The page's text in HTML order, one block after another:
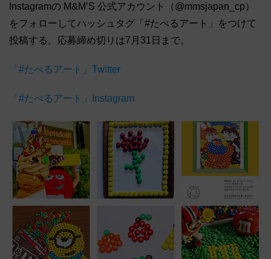
Instagramの M&M’S 公式アカウント（@mmsjapan_cp）
をフォローしてハッシュタグ「#たべるアート」をつけて
投稿する。応募締め切りは7月31日まで。
「#たべるアート」Twitter
「#たべるアート」Instagram